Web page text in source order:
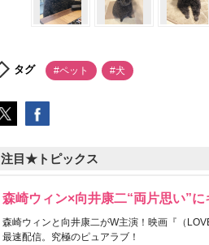
タグ #ペット #犬
注目★トピックス
森崎ウィン×向井康二“両片思い”
森崎ウィンと向井康二がW主演！映画『（
最速配信。究極のピュアラブ！